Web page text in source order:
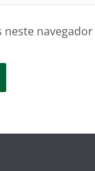
neste